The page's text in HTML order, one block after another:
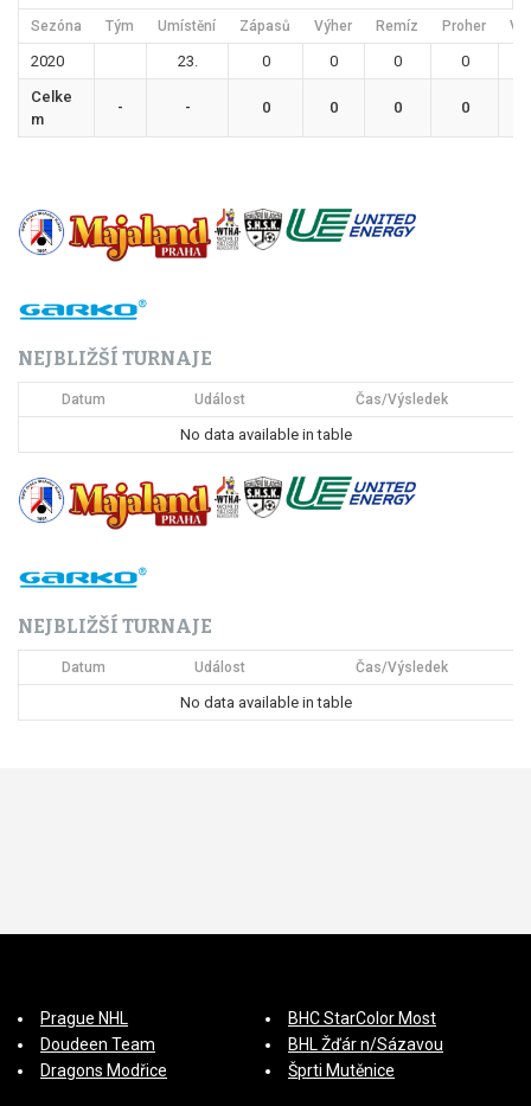
Sezóna Tým Umístění Zápasů Výher Remíz Proher
2020 23. 0 0 0 0
Celke
m
- - 0 0 0 0
NEJBLIŽŠÍ TURNAJE
Datum Událost Čas/Výsledek
No data available in table
NEJBLIŽŠÍ TURNAJE
Datum Událost Čas/Výsledek
No data available in table
BHC StarColor Most
BHL Žďár n/Sázavou
Šprti Mutěnice
Prague NHL
Doudeen Team
Dragons Modřice